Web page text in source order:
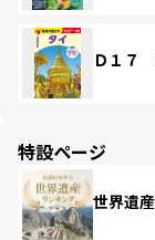
Ｄ１７
特設ページ
世界遺